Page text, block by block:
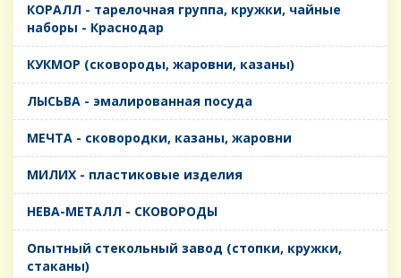
КОРАЛЛ - тарелочная группа, кружки, чайные
наборы - Краснодар
КУКМОР (сковороды, жаровни, казаны)
ЛЫСЬВА - эмалированная посуда
МЕЧТА - сковородки, казаны, жаровни
МИЛИХ - пластиковые изделия
НЕВА-МЕТАЛЛ - СКОВОРОДЫ
Опытный стекольный завод (стопки, кружки,
стаканы)